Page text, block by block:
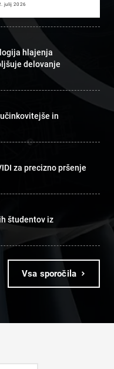
julij 2026
hlajenja
delovanje
in
za precizno pršenje
študentov iz
Vsa sporočila